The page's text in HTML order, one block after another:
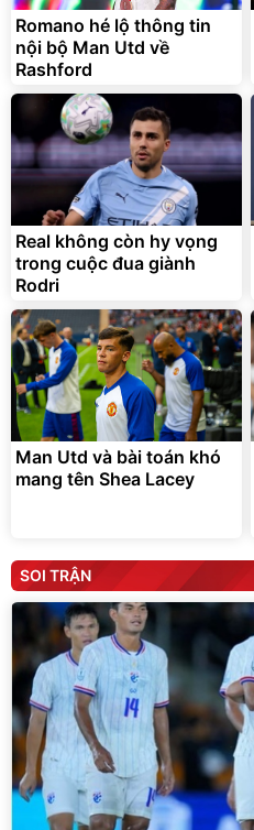
Romano hé lộ thông tin
nội bộ Man Utd về
Rashford
Real không còn hy vọng
trong cuộc đua giành
Rodri
Man Utd và bài toán khó
mang tên Shea Lacey
SOI TRẬN